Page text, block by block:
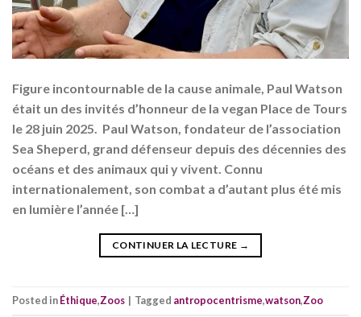
Figure incontournable de la cause animale, Paul Watson
était un des invités d’honneur de la vegan Place de Tours
le 28 juin 2025. Paul Watson, fondateur de l’association
Sea Sheperd, grand défenseur depuis des décennies des
océans et des animaux qui y vivent. Connu
internationalement, son combat a d’autant plus été mis
en lumière l’année […]
CONTINUER LA LECTURE →
Posted inÉthique,Zoos | Tagged antropocentrisme,watson,Zoo